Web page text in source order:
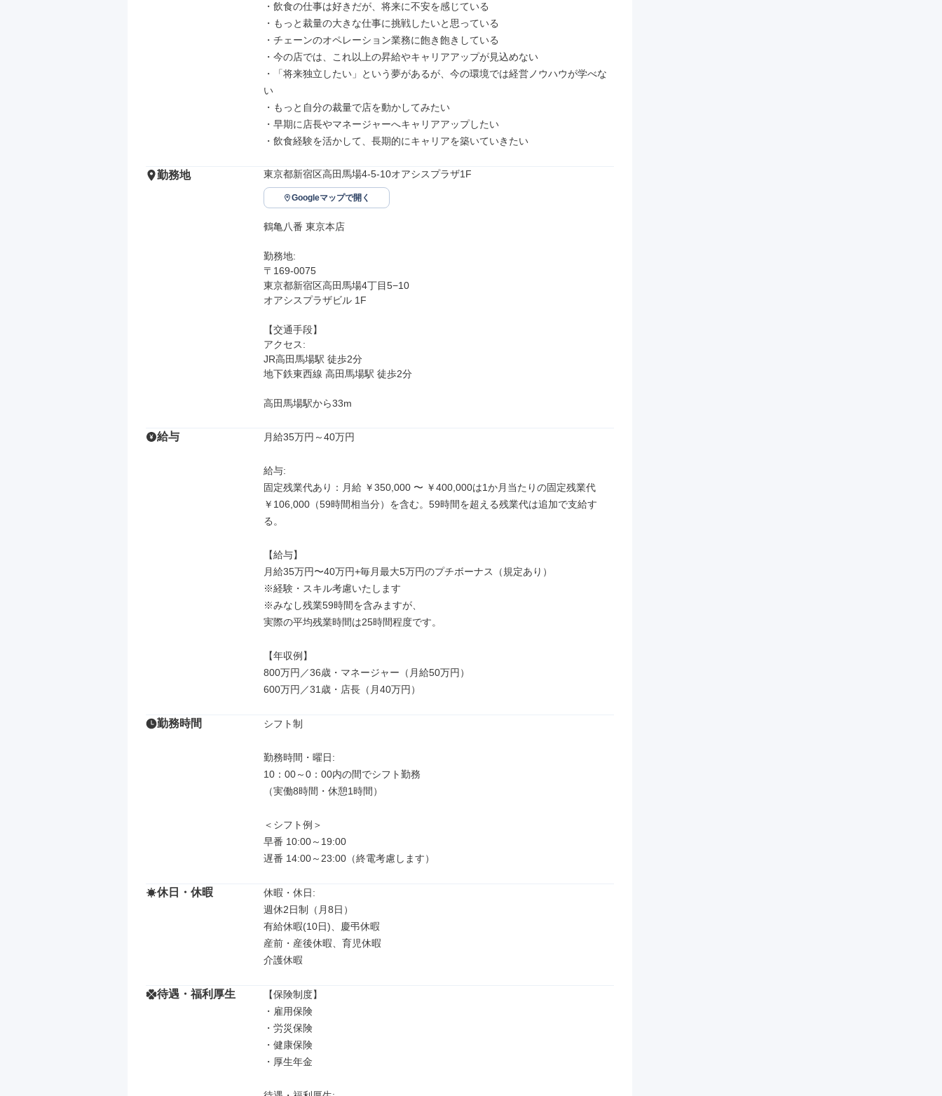
・飲食の仕事は好きだが、将来に不安を感じている
・もっと裁量の大きな仕事に挑戦したいと思っている
・チェーンのオペレーション業務に飽き飽きしている
・今の店では、これ以上の昇給やキャリアアップが見込めない
・「将来独立したい」という夢があるが、今の環境では経営ノウハウが学べな
い
・もっと自分の裁量で店を動かしてみたい
・早期に店長やマネージャーへキャリアアップしたい
・飲食経験を活かして、長期的にキャリアを築いていきたい
勤務地 東京都新宿区高田馬場4-5-10オアシスプラザ1F
Googleマップで開く
鶴亀八番 東京本店
勤務地:
〒169-0075
東京都新宿区高田馬場4丁目5−10
オアシスプラザビル 1F
【交通手段】
アクセス:
JR高田馬場駅 徒歩2分
地下鉄東西線 高田馬場駅 徒歩2分
高田馬場駅から33m
給与 月給35万円～40万円
給与:
固定残業代あり：月給 ￥350,000 〜 ￥400,000は1か月当たりの固定残業代
￥106,000（59時間相当分）を含む。59時間を超える残業代は追加で支給す
る。
【給与】
月給35万円〜40万円+毎月最大5万円のプチボーナス（規定あり）
※経験・スキル考慮いたします
※みなし残業59時間を含みますが、
実際の平均残業時間は25時間程度です。
【年収例】
800万円／36歳・マネージャー（月給50万円）
600万円／31歳・店長（月40万円）
勤務時間 シフト制
勤務時間・曜日:
10：00～0：00内の間でシフト勤務
（実働8時間・休憩1時間）
＜シフト例＞
早番 10:00～19:00
遅番 14:00～23:00（終電考慮します）
休日・休暇
休暇・休日:
週休2日制（月8日）
有給休暇(10日)、慶弔休暇
産前・産後休暇、育児休暇
介護休暇
待遇・福利厚生
【保険制度】
・雇用保険
・労災保険
・健康保険
・厚生年金